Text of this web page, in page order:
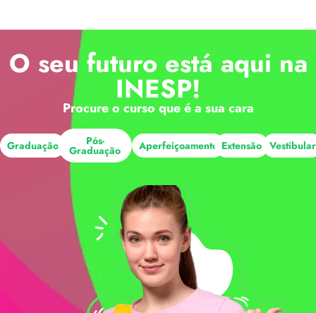
O seu futuro está aqui na
INESP!
Procure o curso que é a sua cara
Graduação Pós-
Graduação Aperfeiçoamento Extensão Vestibular